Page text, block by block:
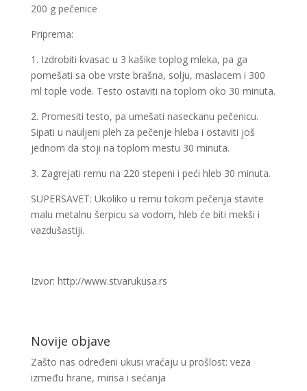
200 g pečenice
Priprema:
1. Izdrobiti kvasac u 3 kašike toplog mleka, pa ga
pomešati sa obe vrste brašna, solju, maslacem i 300
ml tople vode. Testo ostaviti na toplom oko 30 minuta.
2. Promesiti testo, pa umešati naseckanu pečenicu.
Sipati u nauljeni pleh za pečenje hleba i ostaviti još
jednom da stoji na toplom mestu 30 minuta.
3. Zagrejati rernu na 220 stepeni i peći hleb 30 minuta.
SUPERSAVET: Ukoliko u rernu tokom pečenja stavite
malu metalnu šerpicu sa vodom, hleb će biti mekši i
vazdušastiji.
Izvor: http://www.stvarukusa.rs
Novije objave
Zašto nas određeni ukusi vraćaju u prošlost: veza
između hrane, mirisa i sećanja